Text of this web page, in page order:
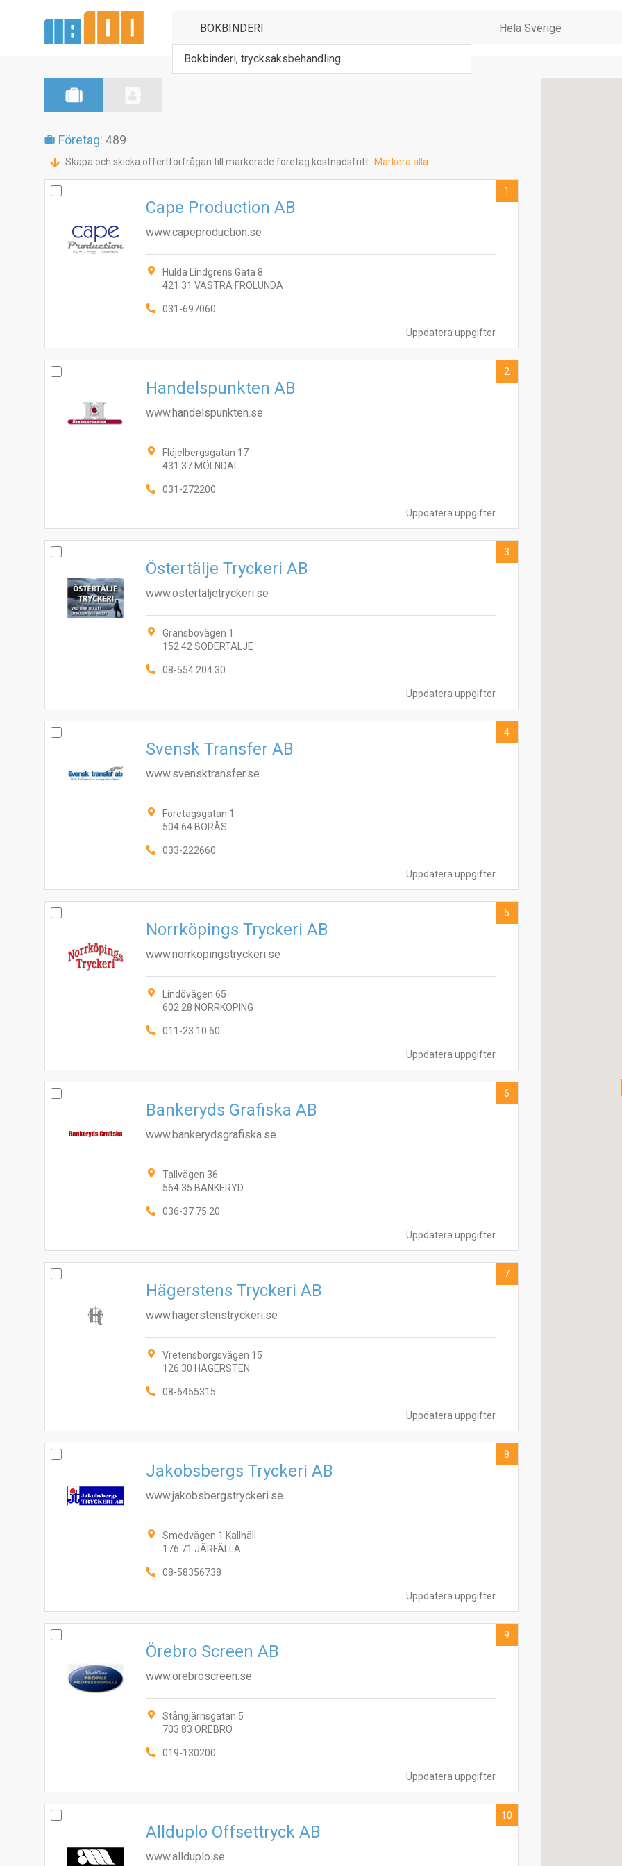
Bokbinderi, trycksaksbehandling
Företag: 489
Skapa och skicka offertförfrågan till markerade företag kostnadsfritt Markera alla
Uppdatera uppgifter
Cape Production AB
www.capeproduction.se
Hulda Lindgrens Gata 8
421 31 VÄSTRA FRÖLUNDA
031-697060
1
Uppdatera uppgifter
Handelspunkten AB
www.handelspunkten.se
Flöjelbergsgatan 17
431 37 MÖLNDAL
031-272200
2
Uppdatera uppgifter
Östertälje Tryckeri AB
www.ostertaljetryckeri.se
Gränsbovägen 1
152 42 SÖDERTÄLJE
08-554 204 30
3
Uppdatera uppgifter
Svensk Transfer AB
www.svensktransfer.se
Företagsgatan 1
504 64 BORÅS
033-222660
4
Uppdatera uppgifter
Norrköpings Tryckeri AB
www.norrkopingstryckeri.se
Lindövägen 65
602 28 NORRKÖPING
011-23 10 60
5
Uppdatera uppgifter
Bankeryds Grafiska AB
www.bankerydsgrafiska.se
Tallvägen 36
564 35 BANKERYD
036-37 75 20
6
Uppdatera uppgifter
Hägerstens Tryckeri AB
www.hagerstenstryckeri.se
Vretensborgsvägen 15
126 30 HÄGERSTEN
08-6455315
7
Uppdatera uppgifter
Jakobsbergs Tryckeri AB
www.jakobsbergstryckeri.se
Smedvägen 1 Kallhäll
176 71 JÄRFÄLLA
08-58356738
8
Uppdatera uppgifter
Örebro Screen AB
www.orebroscreen.se
Stångjärnsgatan 5
703 83 ÖREBRO
019-130200
9
Allduplo Offsettryck AB
www.allduplo.se
10